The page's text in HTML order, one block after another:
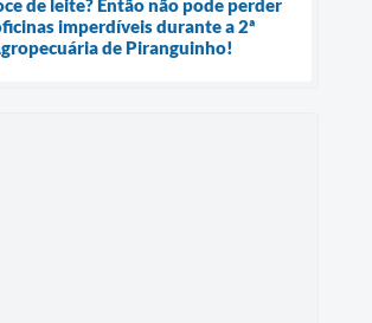
de leite? Então não pode perder
imperdíveis durante a 2ª
de Piranguinho!